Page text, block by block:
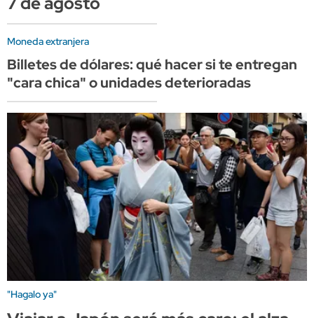
Moneda extranjera
Billetes de dólares: qué hacer si te entregan
"cara chica" o unidades deterioradas
"Hagalo ya"